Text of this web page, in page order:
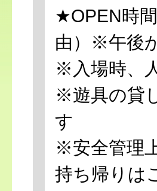
★OPEN時
由）
※午後
※入場時、
※遊具の貸
す
※安全管理
持ち帰りは